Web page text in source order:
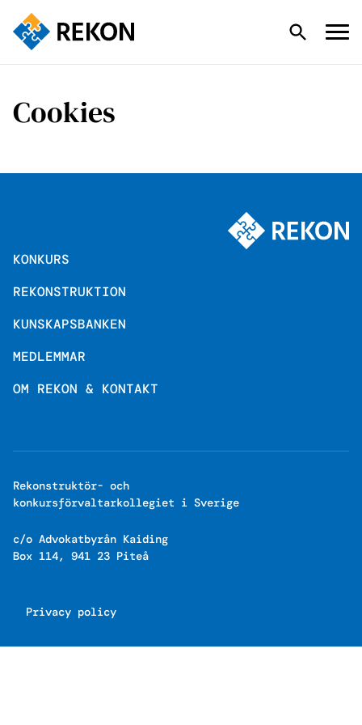
KONKURS
MEDLEMMAR
OM REKON & KONTAKT
Cookies
KONKURS
REKONSTRUKTION
KUNSKAPSBANKEN
MEDLEMMAR
OM REKON & KONTAKT
Rekonstruktör- och
konkursförvaltarkollegiet i Sverige
c/o Advokatbyrån Kaiding
Box 114, 941 23 Piteå
Privacy policy